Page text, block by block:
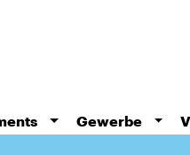
Gewerbe